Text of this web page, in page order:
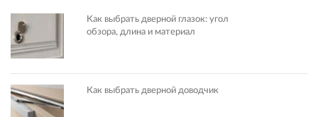
Как выбрать дверной глазок: угол
обзора, длина и материал
Как выбрать дверной доводчик